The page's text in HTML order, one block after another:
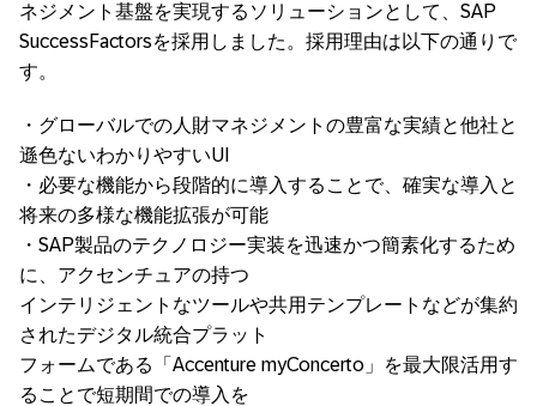
ネジメント基盤を実現するソリューションとして、SAP
SuccessFactorsを採用しました。採用理由は以下の通りで
す。
・グローバルでの人財マネジメントの豊富な実績と他社と
遜色ないわかりやすいUI
・必要な機能から段階的に導入することで、確実な導入と
将来の多様な機能拡張が可能
・SAP製品のテクノロジー実装を迅速かつ簡素化するため
に、アクセンチュアの持つ
インテリジェントなツールや共用テンプレートなどが集約
されたデジタル統合プラット
フォームである「Accenture myConcerto」を最大限活用す
ることで短期間での導入を